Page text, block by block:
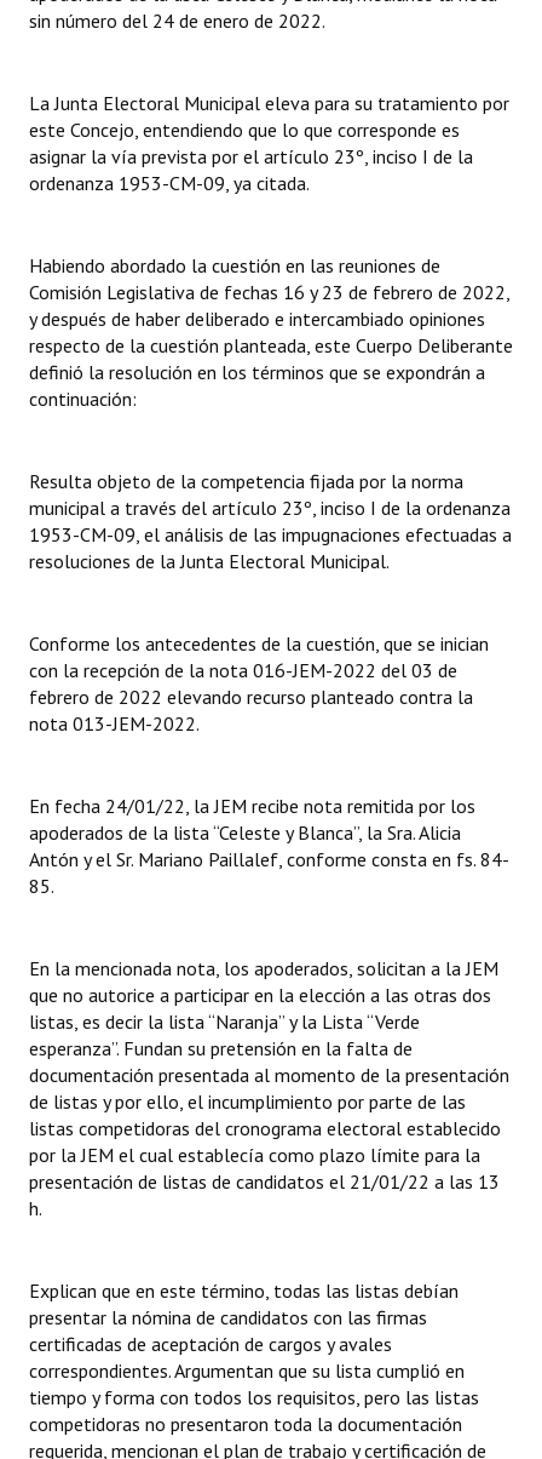
Premio al Mérito - Registro
Audiencias Públicas - Registro
Mujeres que Dejaron Huellas - Registro
Ciudadano Ilustre - Registro
Banca del Vecino - Registro
Huéspedes de Honor - Registro
Reconocimientos - Registro
Bariloche, Municipio intercultural
REFORMA DE LA CARTA ORGÁNICA
sin número del 24 de enero de 2022.
La Junta Electoral Municipal eleva para su tratamiento por
este Concejo, entendiendo que lo que corresponde es
asignar la vía prevista por el artículo 23º, inciso I de la
ordenanza 1953-CM-09, ya citada.
Habiendo abordado la cuestión en las reuniones de
Comisión Legislativa de fechas 16 y 23 de febrero de 2022,
y después de haber deliberado e intercambiado opiniones
respecto de la cuestión planteada, este Cuerpo Deliberante
definió la resolución en los términos que se expondrán a
continuación:
Resulta objeto de la competencia fijada por la norma
municipal a través del artículo 23º, inciso I de la ordenanza
1953-CM-09, el análisis de las impugnaciones efectuadas a
resoluciones de la Junta Electoral Municipal.
Conforme los antecedentes de la cuestión, que se inician
con la recepción de la nota 016-JEM-2022 del 03 de
febrero de 2022 elevando recurso planteado contra la
nota 013-JEM-2022.
En fecha 24/01/22, la JEM recibe nota remitida por los
apoderados de la lista “Celeste y Blanca”, la Sra. Alicia
Antón y el Sr. Mariano Paillalef, conforme consta en fs. 84-
85.
En la mencionada nota, los apoderados, solicitan a la JEM
que no autorice a participar en la elección a las otras dos
listas, es decir la lista “Naranja” y la Lista “Verde
esperanza”. Fundan su pretensión en la falta de
documentación presentada al momento de la presentación
de listas y por ello, el incumplimiento por parte de las
listas competidoras del cronograma electoral establecido
por la JEM el cual establecía como plazo límite para la
presentación de listas de candidatos el 21/01/22 a las 13
h.
Explican que en este término, todas las listas debían
presentar la nómina de candidatos con las firmas
certificadas de aceptación de cargos y avales
correspondientes. Argumentan que su lista cumplió en
tiempo y forma con todos los requisitos, pero las listas
competidoras no presentaron toda la documentación
requerida, mencionan el plan de trabajo y certificación de